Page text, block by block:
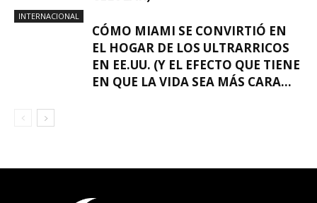
INTERNACIONAL
CÓMO MIAMI SE CONVIRTIÓ EN
EL HOGAR DE LOS ULTRARRICOS
EN EE.UU. (Y EL EFECTO QUE TIENE
EN QUE LA VIDA SEA MÁS CARA...